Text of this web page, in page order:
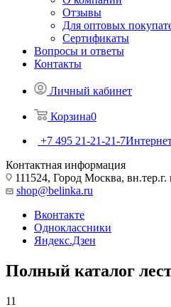
Отзывы
Для оптовых
Сертификаты
Вопросы и ответы
Контакты
Личный кабинет
Корзина0
+7 495 21-21-21-7
Контактная информация
111524, Город Москва,
shop@belinka.ru
Вконтакте
Одноклассники
Яндекс.Дзен
Полный каталог
11